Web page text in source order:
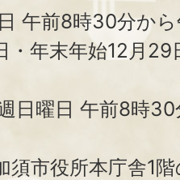
午前8時30分か
・年末年始12月
日曜日 午前8時
須市役所本庁舎1